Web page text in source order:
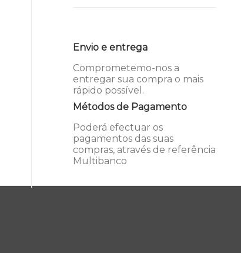
Envio e entrega
Comprometemo-nos a
entregar sua compra o mais
rápido possível.
Métodos de Pagamento
Poderá efectuar os
pagamentos das suas
compras, através de referência
Multibanco